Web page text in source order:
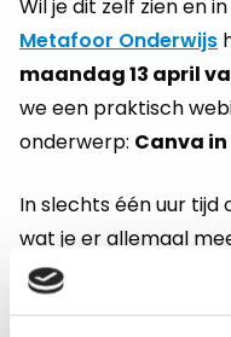
Wil je dit zelf zien en
Metafoor Onderwijs
maandag 13 april
we een praktisch
onderwerp: Canva
In slechts één uur tijd
wat je er allemaal
minimaal één